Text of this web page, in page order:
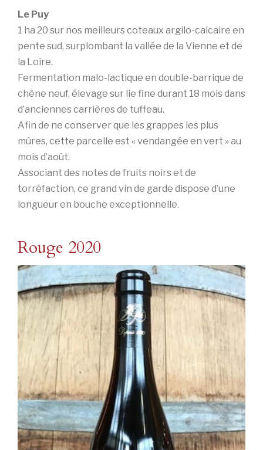
Le Puy
1 ha 20 sur nos meilleurs coteaux argilo-calcaire en
pente sud, surplombant la vallée de la Vienne et de
la Loire.
Fermentation malo-lactique en double-barrique de
chêne neuf, élevage sur lie fine durant 18 mois dans
d’anciennes carrières de tuffeau.
Afin de ne conserver que les grappes les plus
mûres, cette parcelle est « vendangée en vert » au
mois d’août.
Associant des notes de fruits noirs et de
torréfaction, ce grand vin de garde dispose d’une
longueur en bouche exceptionnelle.
Rouge 2020